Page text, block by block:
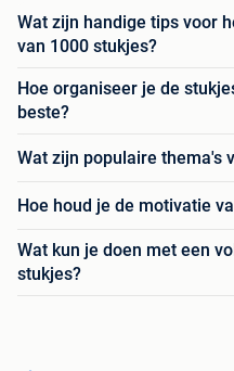
Wat zijn handige tips voor
van 1000 stukjes?
Hoe organiseer je de
beste?
Wat zijn populaire thema's
Hoe houd je de motivatie
Wat kun je doen met een
stukjes?